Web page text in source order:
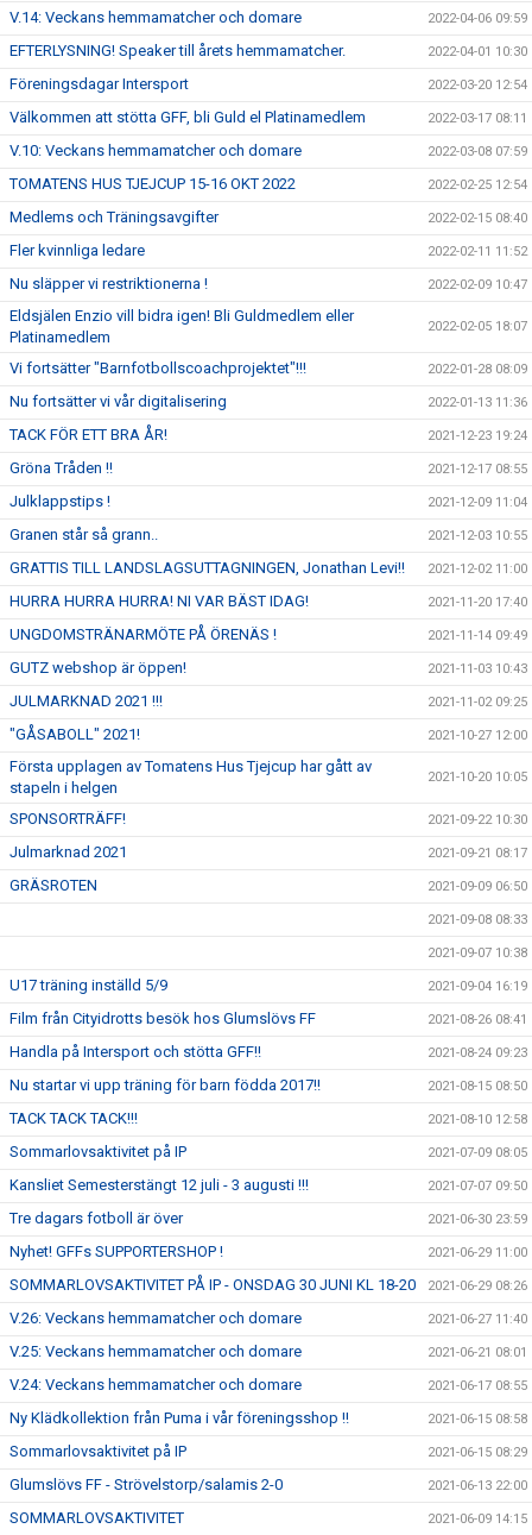
V.14: Veckans hemmamatcher och domare 2022-04-06 09:59
EFTERLYSNING! Speaker till årets hemmamatcher. 2022-04-01 10:30
Föreningsdagar Intersport 2022-03-20 12:54
Välkommen att stötta GFF, bli Guld el Platinamedlem 2022-03-17 08:11
V.10: Veckans hemmamatcher och domare 2022-03-08 07:59
TOMATENS HUS TJEJCUP 15-16 OKT 2022 2022-02-25 12:54
Medlems och Träningsavgifter 2022-02-15 08:40
Fler kvinnliga ledare 2022-02-11 11:52
Nu släpper vi restriktionerna ! 2022-02-09 10:47
Eldsjälen Enzio vill bidra igen! Bli Guldmedlem eller
Platinamedlem
2022-02-05 18:07
Vi fortsätter "Barnfotbollscoachprojektet"!!! 2022-01-28 08:09
Nu fortsätter vi vår digitalisering 2022-01-13 11:36
TACK FÖR ETT BRA ÅR! 2021-12-23 19:24
Gröna Tråden !! 2021-12-17 08:55
Julklappstips ! 2021-12-09 11:04
Granen står så grann.. 2021-12-03 10:55
GRATTIS TILL LANDSLAGSUTTAGNINGEN, Jonathan Levi!! 2021-12-02 11:00
HURRA HURRA HURRA! NI VAR BÄST IDAG! 2021-11-20 17:40
UNGDOMSTRÄNARMÖTE PÅ ÖRENÄS ! 2021-11-14 09:49
GUTZ webshop är öppen! 2021-11-03 10:43
JULMARKNAD 2021 !!! 2021-11-02 09:25
"GÅSABOLL" 2021! 2021-10-27 12:00
Första upplagen av Tomatens Hus Tjejcup har gått av
stapeln i helgen
2021-10-20 10:05
SPONSORTRÄFF! 2021-09-22 10:30
Julmarknad 2021 2021-09-21 08:17
GRÄSROTEN 2021-09-09 06:50
2021-09-08 08:33
2021-09-07 10:38
U17 träning inställd 5/9 2021-09-04 16:19
Film från Cityidrotts besök hos Glumslövs FF 2021-08-26 08:41
Handla på Intersport och stötta GFF!! 2021-08-24 09:23
Nu startar vi upp träning för barn födda 2017!! 2021-08-15 08:50
TACK TACK TACK!!! 2021-08-10 12:58
Sommarlovsaktivitet på IP 2021-07-09 08:05
Kansliet Semesterstängt 12 juli - 3 augusti !!! 2021-07-07 09:50
Tre dagars fotboll är över 2021-06-30 23:59
Nyhet! GFFs SUPPORTERSHOP ! 2021-06-29 11:00
SOMMARLOVSAKTIVITET PÅ IP - ONSDAG 30 JUNI KL 18-20 2021-06-29 08:26
V.26: Veckans hemmamatcher och domare 2021-06-27 11:40
V.25: Veckans hemmamatcher och domare 2021-06-21 08:01
V.24: Veckans hemmamatcher och domare 2021-06-17 08:55
Ny Klädkollektion från Puma i vår föreningsshop !! 2021-06-15 08:58
Sommarlovsaktivitet på IP 2021-06-15 08:29
Glumslövs FF - Strövelstorp/salamis 2-0 2021-06-13 22:00
SOMMARLOVSAKTIVITET 2021-06-09 14:15